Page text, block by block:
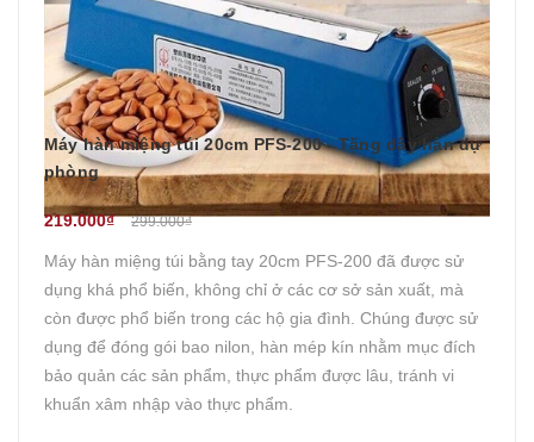
Máy hàn miệng túi 20cm PFS-200 - Tặng dây hàn dự
phòng
219.000₫ 299.000₫
Máy hàn miệng túi bằng tay 20cm PFS-200 đã được sử
dụng khá phổ biến, không chỉ ở các cơ sở sản xuất, mà
còn được phổ biến trong các hộ gia đình. Chúng được sử
dụng để đóng gói bao nilon, hàn mép kín nhằm mục đích
bảo quản các sản phẩm, thực phẩm được lâu, tránh vi
khuẩn xâm nhập vào thực phẩm.